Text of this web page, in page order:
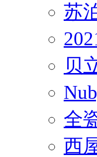
苏
贝
全
西